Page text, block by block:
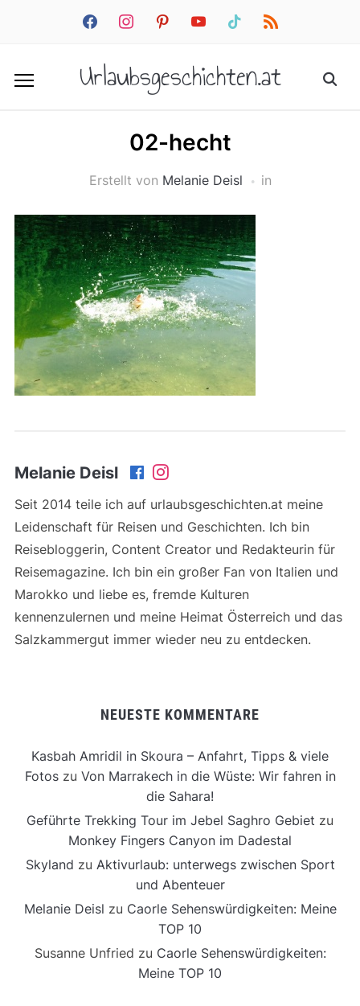
facebookinstagrampinterestyoutube tiktok rss
Urlaubsgeschichten.at
02-hecht
Erstellt von Melanie Deisl in
Melanie Deisl
Seit 2014 teile ich auf urlaubsgeschichten.at meine
Leidenschaft für Reisen und Geschichten. Ich bin
Reisebloggerin, Content Creator und Redakteurin für
Reisemagazine. Ich bin ein großer Fan von Italien und
Marokko und liebe es, fremde Kulturen
kennenzulernen und meine Heimat Österreich und das
Salzkammergut immer wieder neu zu entdecken.
NEUESTE KOMMENTARE
Kasbah Amridil in Skoura – Anfahrt, Tipps & viele
Fotoszu Von Marrakech in die Wüste: Wir fahren in
die Sahara!
Geführte Trekking Tour im Jebel Saghro Gebiet zu
Monkey Fingers Canyon im Dadestal
Skyland zu Aktivurlaub: unterwegs zwischen Sport
und Abenteuer
Melanie Deisl zu Caorle Sehenswürdigkeiten: Meine
TOP 10
Susanne Unfried zu Caorle Sehenswürdigkeiten:
Meine TOP 10